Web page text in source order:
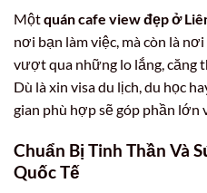
Mộtquán cafe view đẹp ở
nơi bạn làm việc, mà còn là
vượt qua những lo lắng, căng
Dù là xin visa du lịch, du học
gian phù hợp sẽ góp phần lớn
Chuẩn Bị Tinh Thần Và
Quốc Tế